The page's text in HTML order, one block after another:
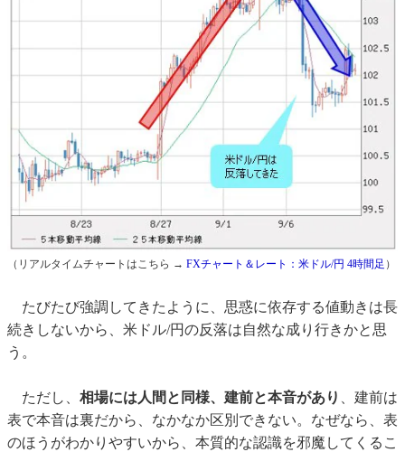
（リアルタイムチャートはこちら → FXチャート＆レート：米ドル/円 4時間足 ）
たびたび強調してきたように、思惑に依存する値動きは長
続きしないから、米ドル/円の反落は自然な成り行きかと思
う。
ただし、 相場には人間と同様、建前と本音があり
、建前は
表で本音は裏だから、なかなか区別できない。なぜなら、表
のほうがわかりやすいから、本質的な認識を邪魔してくるこ